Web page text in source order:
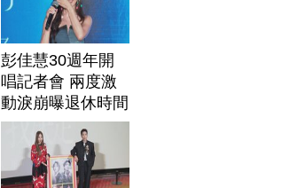
彭佳慧30週年開
唱記者會 兩度激
動淚崩曝退休時間